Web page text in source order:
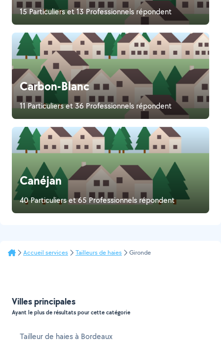
15 Particuliers et 13 Professionnels répondent
Carbon-Blanc
11 Particuliers et 36 Professionnels répondent
Canéjan
40 Particuliers et 65 Professionnels répondent
Accueil services Tailleurs de haies Gironde
Villes principales
Ayant le plus de résultats pour cette catégorie
Tailleur de haies à Bordeaux